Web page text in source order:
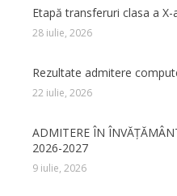
Etapă transferuri clasa a X-
28 iulie, 2026
Rezultate admitere
22 iulie, 2026
ADMITERE ÎN
2026-2027
9 iulie, 2026